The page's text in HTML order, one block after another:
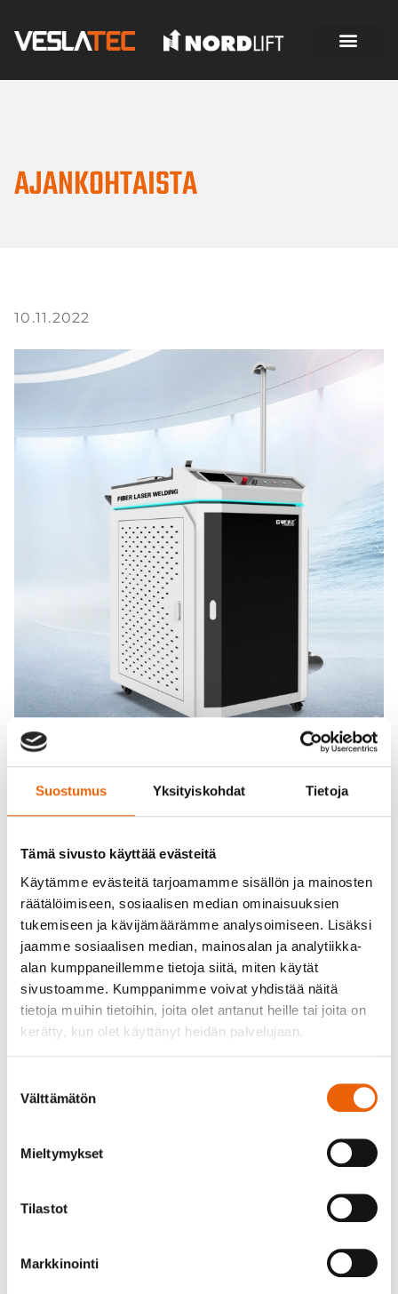
Suostumus Yksityiskohdat Tietoja
Tämä sivusto käyttää evästeitä
Käytämme evästeitä tarjoamamme sisällön ja mainosten
räätälöimiseen, sosiaalisen median ominaisuuksien
tukemiseen ja kävijämäärämme analysoimiseen. Lisäksi
jaamme sosiaalisen median, mainosalan ja analytiikka-
alan kumppaneillemme tietoja siitä, miten käytät
sivustoamme. Kumppanimme voivat yhdistää näitä
tietoja muihin tietoihin, joita olet antanut heille tai joita on
kerätty, kun olet käyttänyt heidän palvelujaan.
valinta
Välttämätön
Mieltymykset
Tilastot
Markkinointi
AJANKOHTAISTA
10.11.2022
Investointiuutisia
Me pidämme kauniista hitsaussaumasta ja
tiedämme, että asiakkaammekin arvostavat
yksityiskohtia. Siksi haluamme aina tarjota
asiakkaillemme vain parasta laatua.
Olemme investoineet uusinta tekniikkaa
kuitulaserhitsauskoneeseen! Tällä koneella
hitsauksesta, tehostamaan
parempia ratkaisuja sekä niiden toteutusta